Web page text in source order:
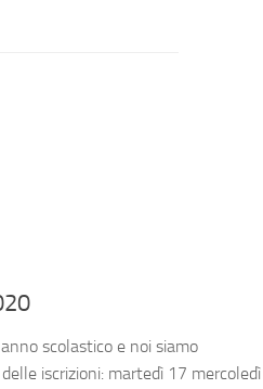
scolastico e noi siamo
iscrizioni: martedì 17 mercoledì